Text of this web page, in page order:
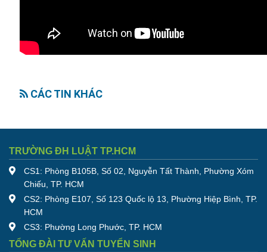
CÁC TIN KHÁC
TRƯỜNG ĐH LUẬT TP.HCM
CS1: Phòng B105B, Số 02, Nguyễn Tất Thành, Phường Xóm
Chiếu, TP. HCM
CS2: Phòng E107, Số 123 Quốc lộ 13, Phường Hiệp Bình, TP.
HCM
CS3: Phường Long Phước, TP. HCM
TỔNG ĐÀI TƯ VẤN TUYỂN SINH